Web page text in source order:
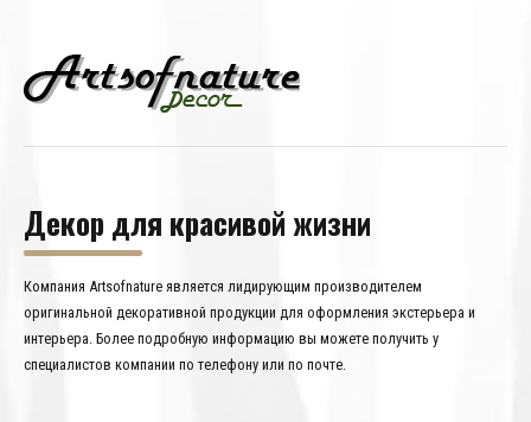
Декор для красивой жизни
Компания Artsofnature является лидирующим производителем
оригинальной декоративной продукции для оформления экстерьера и
интерьера. Более подробную информацию вы можете получить у
специалистов компании по телефону или по почте.